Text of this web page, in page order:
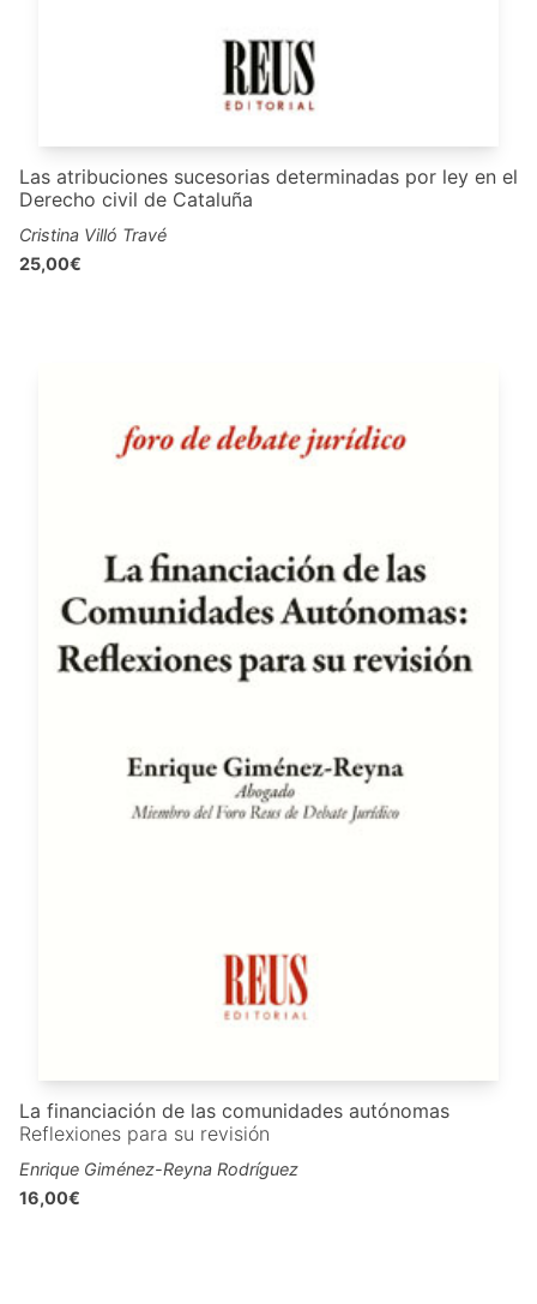
Las atribuciones sucesorias determinadas por ley en el
Derecho civil de Cataluña
Cristina Villó Travé
25,00€
La financiación de las comunidades autónomas
Reflexiones para su revisión
Enrique Giménez-Reyna Rodríguez
16,00€